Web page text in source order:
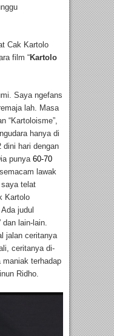
Cak Kartolo
film “Kartolo
Saya ngefans
lah. Masa
“Kartoloisme”,
hanya di
dini hari dengan
punya60-70
lawak
telat
Kartolo
judul
dan lain-lain.
jalan ceritanya
ceritanya di-
terhadap
Ridho.